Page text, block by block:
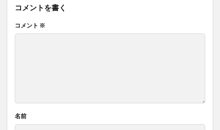
コメントを書く
コメント ※
名前